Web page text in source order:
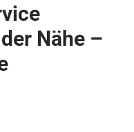
Nähe –